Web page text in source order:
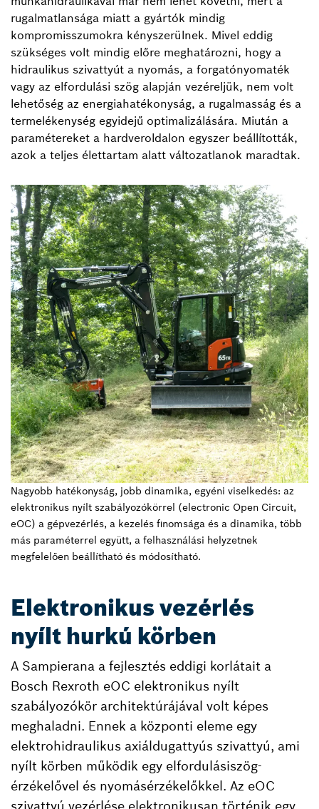
rugalmatlansága miatt a gyártók mindig
kompromisszumokra kényszerülnek. Mivel eddig
szükséges volt mindig előre meghatározni, hogy a
hidraulikus szivattyút a nyomás, a forgatónyomaték
vagy az elfordulási szög alapján vezéreljük, nem volt
lehetőség az energiahatékonyság, a rugalmasság és a
termelékenység egyidejű optimalizálására. Miután a
paramétereket a hardveroldalon egyszer beállították,
azok a teljes élettartam alatt változatlanok maradtak.
Nagyobb hatékonyság, jobb dinamika, egyéni viselkedés: az
elektronikus nyílt szabályozókörrel (electronic Open Circuit,
eOC) a gépvezérlés, a kezelés finomsága és a dinamika, több
más paraméterrel együtt, a felhasználási helyzetnek
megfelelően beállítható és módosítható.
Elektronikus vezérlés
nyílt hurkú körben
A Sampierana a fejlesztés eddigi korlátait a
Bosch Rexroth eOC elektronikus nyílt
szabályozókör architektúrájával volt képes
meghaladni. Ennek a központi eleme egy
elektrohidraulikus axiáldugattyús szivattyú, ami
nyílt körben működik egy elfordulásiszög-
érzékelővel és nyomásérzékelőkkel. Az eOC